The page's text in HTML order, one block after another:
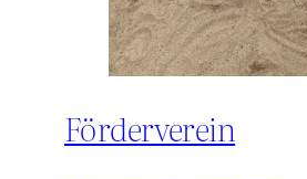
Förderverein